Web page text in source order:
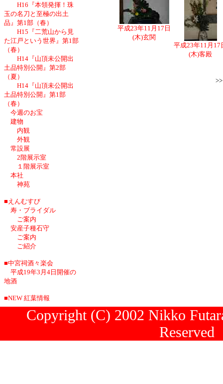
H16『本領発揮！珠
玉の名刀と至極の出土
品』第1部（春）
H15『二荒山から見
た江戸という世界』第1部
（春）
H14『山頂未公開出
土品特別公開』第2部
（夏）
H14『山頂未公開出
土品特別公開』第1部
（春）
今週のお宝
建物
内観
外観
常設展
2階展示室
１階展示室
本社
神苑
■えんむすび
寿・ブライダル
ご案内
安産子種石守
ご案内
ご紹介
■中宮祠酒々楽会
平成19年3月4日開催の
地酒
■NEW 紅葉情報
平成23年11月17日
(木)玄関
平成23年11月17
(木)客殿
Copyright (C) 2002 Nikko
Reserved